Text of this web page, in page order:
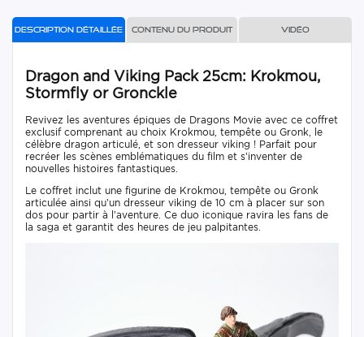
Description détaillée Contenu du produit Vidéo
Dragon and Viking Pack 25cm: Krokmou,
Stormfly or Gronckle
Revivez les aventures épiques de Dragons Movie avec ce coffret
exclusif comprenant au choix Krokmou, tempête ou Gronk, le
célèbre dragon articulé, et son dresseur viking ! Parfait pour
recréer les scènes emblématiques du film et s’inventer de
nouvelles histoires fantastiques.
Le coffret inclut une figurine de Krokmou, tempête ou Gronk
articulée ainsi qu’un dresseur viking de 10 cm à placer sur son
dos pour partir à l’aventure. Ce duo iconique ravira les fans de
la saga et garantit des heures de jeu palpitantes.